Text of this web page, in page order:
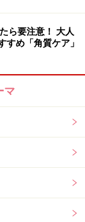
の部分は、重
ドウを広げま
は、やや濃く
で目尻よりも長
際をくの字で
ら要注意！ 大人
すめ「角質ケア」
マ